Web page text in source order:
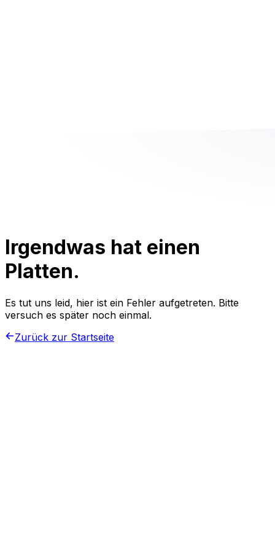
Irgendwas hat einen
Platten.
Es tut uns leid, hier ist ein Fehler aufgetreten. Bitte
versuch es später noch einmal.
Zurück zur Startseite